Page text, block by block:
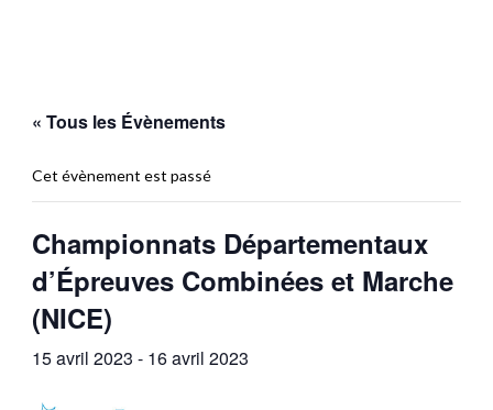
« Tous les Évènements
Cet évènement est passé
Championnats Départementaux
d’Épreuves Combinées et Marche
(NICE)
15 avril 2023 - 16 avril 2023